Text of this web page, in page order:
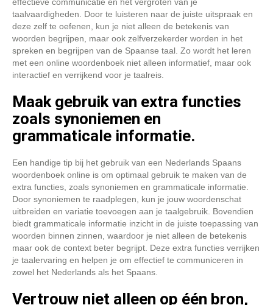
taalvaardigheden. Door te luisteren naar de juiste uitspraak en
deze zelf te oefenen, kun je niet alleen de betekenis van
woorden begrijpen, maar ook zelfverzekerder worden in het
spreken en begrijpen van de Spaanse taal. Zo wordt het leren
met een online woordenboek niet alleen informatief, maar ook
interactief en verrijkend voor je taalreis.
Maak gebruik van extra functies
zoals synoniemen en
grammaticale informatie.
Een handige tip bij het gebruik van een Nederlands Spaans
woordenboek online is om optimaal gebruik te maken van de
extra functies, zoals synoniemen en grammaticale informatie.
Door synoniemen te raadplegen, kun je jouw woordenschat
uitbreiden en variatie toevoegen aan je taalgebruik. Bovendien
biedt grammaticale informatie inzicht in de juiste toepassing van
woorden binnen zinnen, waardoor je niet alleen de betekenis
maar ook de context beter begrijpt. Deze extra functies verrijken
je taalervaring en helpen je om effectief te communiceren in
zowel het Nederlands als het Spaans.
Vertrouw niet alleen op één bron,